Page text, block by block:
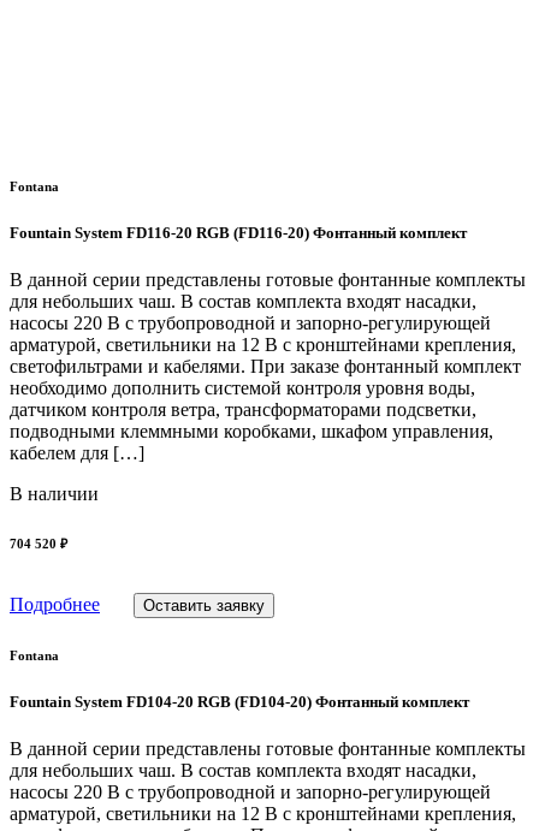
Fontana
Fountain System FD116-20 RGB (FD116-20) Фонтанный комплект
В данной серии представлены готовые фонтанные комплекты
для небольших чаш. В состав комплекта входят насадки,
насосы 220 В с трубопроводной и запорно-регулирующей
арматурой, светильники на 12 В с кронштейнами крепления,
светофильтрами и кабелями. При заказе фонтанный комплект
необходимо дополнить системой контроля уровня воды,
датчиком контроля ветра, трансформаторами подсветки,
подводными клеммными коробками, шкафом управления,
кабелем для […]
В наличии
704 520 ₽
Подробнее Оставить заявку
Fontana
Fountain System FD104-20 RGB (FD104-20) Фонтанный комплект
В данной серии представлены готовые фонтанные комплекты
для небольших чаш. В состав комплекта входят насадки,
насосы 220 В с трубопроводной и запорно-регулирующей
арматурой, светильники на 12 В с кронштейнами крепления,